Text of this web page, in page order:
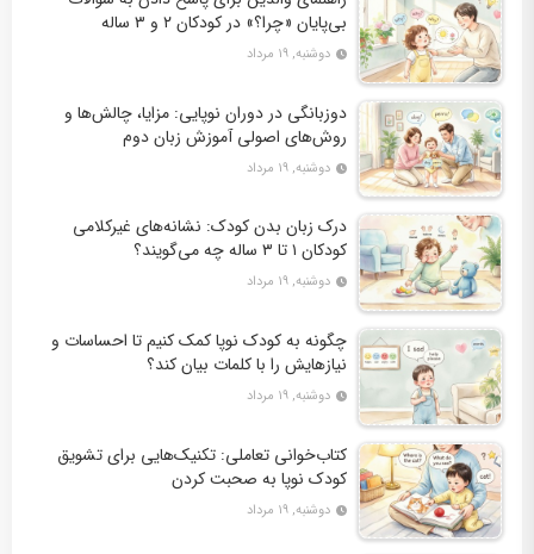
بی‌پایان «چرا؟» در کودکان ۲ و ۳ ساله
دوشنبه, ۱۹ مرداد
دوزبانگی در دوران نوپایی: مزایا، چالش‌ها و
روش‌های اصولی آموزش زبان دوم
دوشنبه, ۱۹ مرداد
درک زبان بدن کودک: نشانه‌های غیرکلامی
کودکان ۱ تا ۳ ساله چه می‌گویند؟
دوشنبه, ۱۹ مرداد
چگونه به کودک نوپا کمک کنیم تا احساسات و
نیازهایش را با کلمات بیان کند؟
دوشنبه, ۱۹ مرداد
کتاب‌خوانی تعاملی: تکنیک‌هایی برای تشویق
کودک نوپا به صحبت کردن
دوشنبه, ۱۹ مرداد